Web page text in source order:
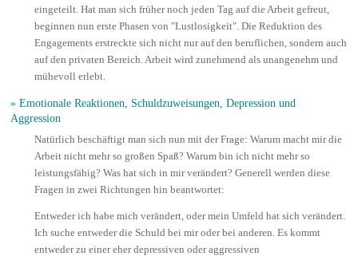
eingeteilt. Hat man sich früher noch jeden Tag auf die Arbeit gefreut,
beginnen nun erste Phasen von "Lustlosigkeit". Die Reduktion des
Engagements erstreckte sich nicht nur auf den beruflichen, sondern auch
auf den privaten Bereich. Arbeit wird zunehmend als unangenehm und
mühevoll erlebt.
» Emotionale Reaktionen, Schuldzuweisungen, Depression und
Aggression
Natürlich beschäftigt man sich nun mit der Frage: Warum macht mir die
Arbeit nicht mehr so großen Spaß? Warum bin ich nicht mehr so
leistungsfähig? Was hat sich in mir verändert? Generell werden diese
Fragen in zwei Richtungen hin beantwortet:
Entweder ich habe mich verändert, oder mein Umfeld hat sich verändert.
Ich suche entweder die Schuld bei mir oder bei anderen. Es kommt
entweder zu einer eher depressiven oder aggressiven